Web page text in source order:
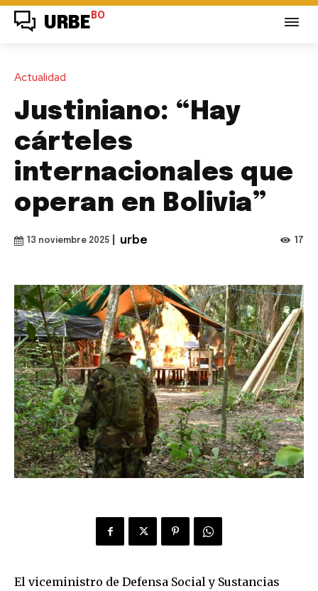
URBE BO
Actualidad
Justiniano: “Hay
cárteles
internacionales que
operan en Bolivia”
13 noviembre 2025 urbe 17
El viceministro de Defensa Social y Sustancias